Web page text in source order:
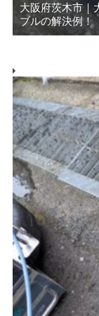
大阪府茨木市｜
ブルの解決例！